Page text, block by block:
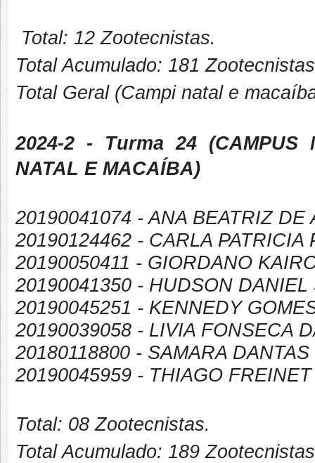
Total: 12 Zootecnistas.
Total Acumulado: 181
Total Geral (Campi natal e
2024-2 - Turma 24 (CAMPUS
NATAL E MACAÍBA)
20190041074 - ANA BEATRIZ DE
20190124462 - CARLA PATRICIA
20190050411 - GIORDANO
20190041350 - HUDSON DANIEL
20190045251 - KENNEDY
20190039058 - LIVIA FONSECA
20180118800 - SAMARA DANTAS
20190045959 - THIAGO
Total: 08 Zootecnistas.
Total Acumulado: 189